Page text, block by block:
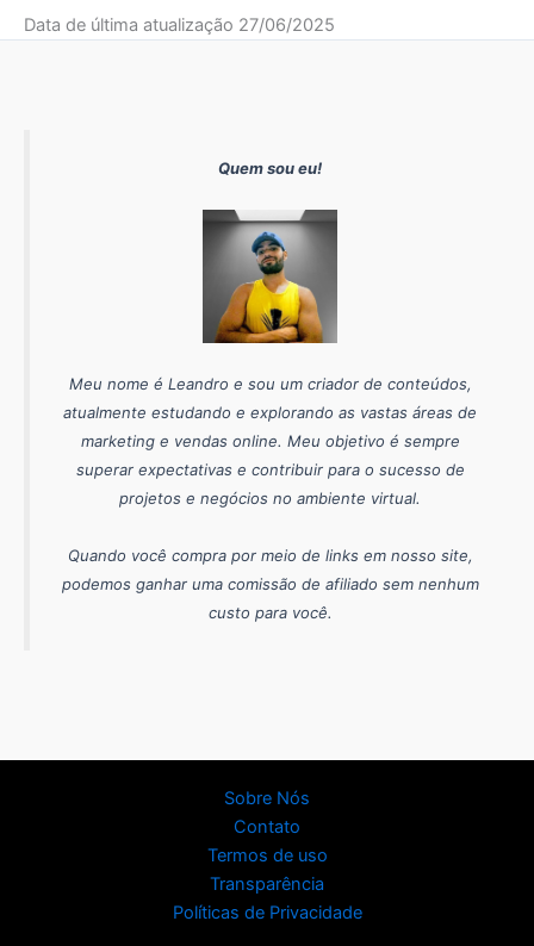
Data de última atualização 27/06/2025
Quem sou eu!
Meu nome é Leandro e sou um criador de conteúdos,
atualmente estudando e explorando as vastas áreas de
marketing e vendas online. Meu objetivo é sempre
superar expectativas e contribuir para o sucesso de
projetos e negócios no ambiente virtual.
Quando você compra por meio de links em nosso site,
podemos ganhar uma comissão de afiliado sem nenhum
custo para você.
Sobre Nós
Contato
Termos de uso
Transparência
Políticas de Privacidade